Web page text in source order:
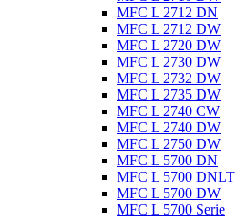
MFC L 2712 DN
MFC L 2712 DW
MFC L 2720 DW
MFC L 2730 DW
MFC L 2732 DW
MFC L 2735 DW
MFC L 2740 CW
MFC L 2740 DW
MFC L 2750 DW
MFC L 5700 DN
MFC L 5700 DNLT
MFC L 5700 DW
MFC L 5700 Serie